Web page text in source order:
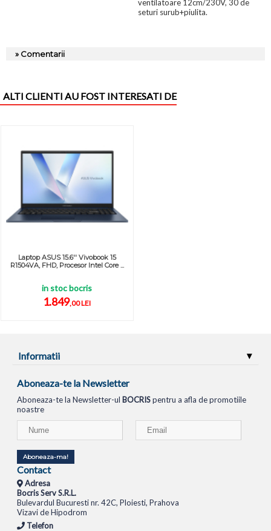
ventilatoare 12cm/230V, 30 de
seturi surub+piulita.
» Comentarii
ALTI CLIENTI AU FOST INTERESATI DE
Laptop ASUS 15.6'' Vivobook 15
R1504VA, FHD, Procesor Intel Core ...
in stoc bocris
1.849,00 LEI
Informatii
Aboneaza-te la Newsletter
Aboneaza-te la Newsletter-ul BOCRISpentru a afla de promotiile
noastre
Aboneaza-ma!
Contact
Adresa
Bocris Serv S.R.L.
Bulevardul Bucuresti nr. 42C, Ploiesti, Prahova
Vizavi de Hipodrom
Telefon